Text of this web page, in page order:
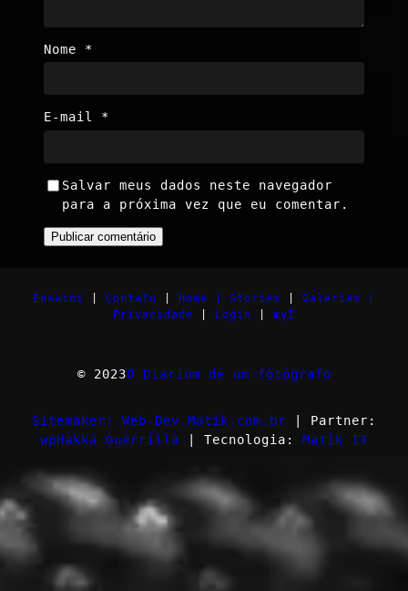
Nome *
E-mail *
Salvar meus dados neste navegador
para a próxima vez que eu comentar.
Ensaios Contato Home | Stories
Galerias |
Privacidade
Login myI
© 2023O Diarium de um fotógrafo
Sitemaker: Web-Dev.Matik.com.br | Partner:
wpHakka Guerrilla | Tecnologia: Matik IT